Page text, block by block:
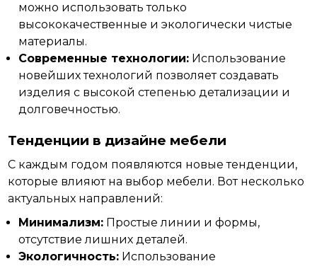
можно использовать только
высококачественные и экологически чистые
материалы.
Современные технологии: Использование
новейших технологий позволяет создавать
изделия с высокой степенью детализации и
долговечностью.
Тенденции в дизайне мебели
С каждым годом появляются новые тенденции,
которые влияют на выбор мебели. Вот несколько
актуальных направлений:
Минимализм: Простые линии и формы,
отсутствие лишних деталей.
Экологичность: Использование